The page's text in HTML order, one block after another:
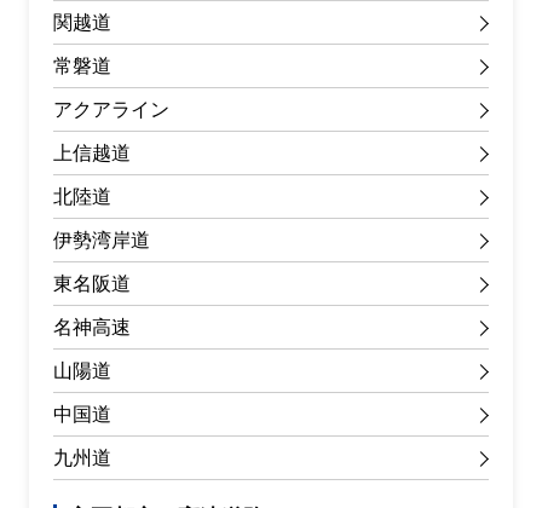
関越道
常磐道
アクアライン
上信越道
北陸道
伊勢湾岸道
東名阪道
名神高速
山陽道
中国道
九州道